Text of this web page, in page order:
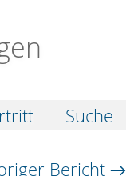
Suche
Bericht →